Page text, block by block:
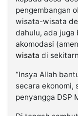
pengembangan
wisata-wisata
dahulu, ada
akomodasi
wisata di
“Insya Allah
secara ekonomi,
penyangga DSP